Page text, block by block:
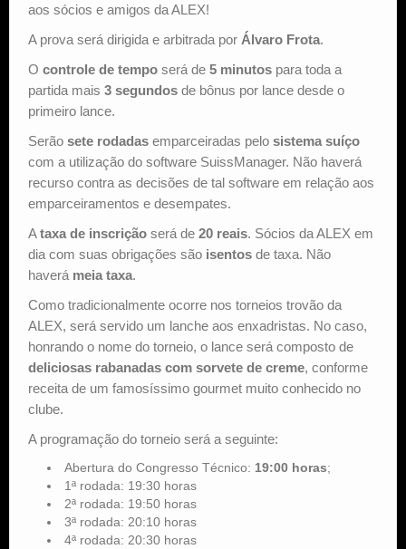
aos sócios e amigos da ALEX!
A prova será dirigida e arbitrada por Álvaro Frota.
O controle de tempo será de 5 minutos para toda a
partida mais 3 segundos de bônus por lance desde o
primeiro lance.
Serão sete rodadas emparceiradas pelo sistema suíço
com a utilização do software SuissManager. Não haverá
recurso contra as decisões de tal software em relação aos
emparceiramentos e desempates.
Ataxa de inscrição será de 20 reais. Sócios da ALEX em
dia com suas obrigações são isentos de taxa. Não
haverá meia taxa.
Como tradicionalmente ocorre nos torneios trovão da
ALEX, será servido um lanche aos enxadristas. No caso,
honrando o nome do torneio, o lance será composto de
deliciosas rabanadas com sorvete de creme, conforme
receita de um famosíssimo gourmet muito conhecido no
clube.
A programação do torneio será a seguinte:
Abertura do Congresso Técnico: 19:00 horas;
1ª rodada: 19:30 horas
2ª rodada: 19:50 horas
3ª rodada: 20:10 horas
4ª rodada: 20:30 horas